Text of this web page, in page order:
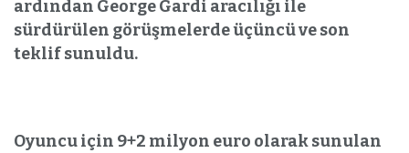
ardından George Gardi aracılığı ile
sürdürülen görüşmelerde üçüncü ve son
teklif sunuldu.
Oyuncu için 9+2 milyon euro olarak sunulan